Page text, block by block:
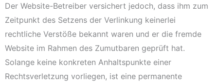
Der Website-Betreiber versichert jedoch, dass ihm zum
Zeitpunkt des Setzens der Verlinkung keinerlei
rechtliche Verstöße bekannt waren und er die fremde
Website im Rahmen des Zumutbaren geprüft hat.
Solange keine konkreten Anhaltspunkte einer
Rechtsverletzung vorliegen, ist eine permanente